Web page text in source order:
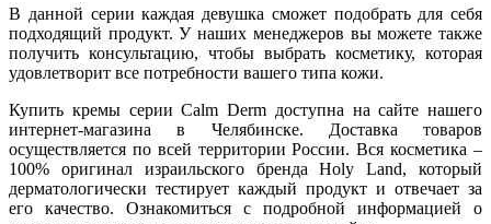
В данной серии каждая девушка сможет подобрать для себя
подходящий продукт. У наших менеджеров вы можете также
получить консультацию, чтобы выбрать косметику, которая
удовлетворит все потребности вашего типа кожи.
Купить кремы серии Calm Derm доступна на сайте нашего
интернет-магазина в Челябинске. Доставка товаров
осуществляется по всей территории России. Вся косметика –
100% оригинал израильского бренда Holy Land, который
дерматологически тестирует каждый продукт и отвечает за
его качество. Ознакомиться с подробной информацией о